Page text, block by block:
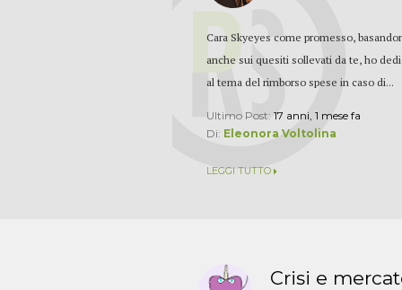
Cara Skyeyes come promesso,
anche sui quesiti sollevati da te, ho
al tema del rimborso spese in caso di...
Ultimo Post:17 anni, 1 mese fa
Di: Eleonora Voltolina
LEGGI TUTTO
Crisi e